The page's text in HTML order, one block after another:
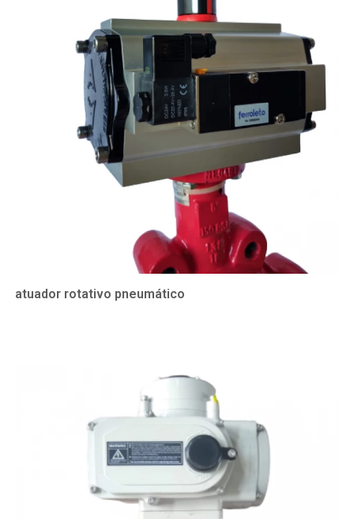
atuador rotativo pneumático